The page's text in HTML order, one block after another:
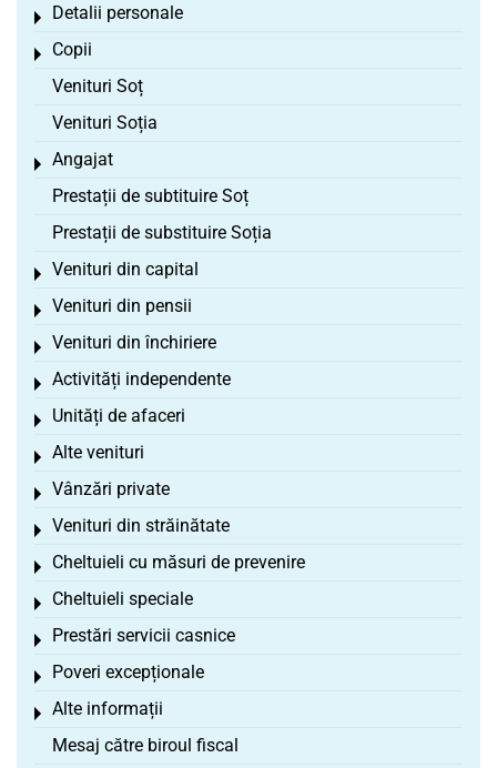
Detalii personale
Toggle menu
Copii
Toggle menu
Venituri Soț
Venituri Soția
Angajat
Toggle menu
Prestații de subtituire Soț
Prestații de substituire Soția
Venituri din capital
Toggle menu
Venituri din pensii
Toggle menu
Venituri din închiriere
Toggle menu
Activități independente
Toggle menu
Unități de afaceri
Toggle menu
Alte venituri
Toggle menu
Vânzări private
Toggle menu
Venituri din străinătate
Toggle menu
Cheltuieli cu măsuri de prevenire
Toggle menu
Cheltuieli speciale
Toggle menu
Prestări servicii casnice
Toggle menu
Poveri excepționale
Toggle menu
Alte informații
Toggle menu
Mesaj către biroul fiscal